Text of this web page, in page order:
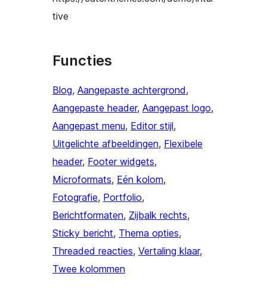
tive
Functies
Blog, Aangepaste achtergrond
Aangepaste header, Aangepast logo
Aangepast menu, Editor stijl
Uitgelichte afbeeldingen, Flexibele
header, Footer widgets
Microformats, Eén kolom
Fotografie, Portfolio
Berichtformaten, Zijbalk rechts
Sticky bericht, Thema opties
Threaded reacties, Vertaling klaar
Twee kolommen